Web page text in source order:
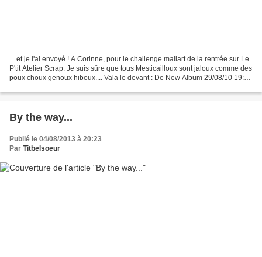
... et je l'ai envoyé ! A Corinne, pour le challenge mailart de la rentrée sur Le
P'tit Atelier Scrap. Je suis sûre que tous Mesticailloux sont jaloux comme des
poux choux genoux hiboux.... Vala le devant : De New Album 29/08/10 19:52
By the way...
Publié le 04/08/2013 à 20:23
Par Titbelsoeur